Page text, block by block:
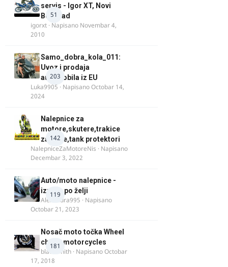
51
servis - Igor XT, Novi
Beograd
igorxt · Napisano Novembar 4,
2010
203
Samo_dobra_kola_011:
Uvoz i prodaja
automobila iz EU
Luka9905 · NapisanoOctobar 14,
2024
142
Nalepnice za
motore,skutere,trakice
za felne,tank protektori
NalepniceZaMotoreNis · Napisano
Decembar 3, 2022
119
Auto/moto nalepnice -
izrada po želji
Alexandra995 · Napisano
Octobar 21, 2023
181
Nosač moto točka Wheel
chock motorcycles
blacksmith · NapisanoOctobar
17, 2018